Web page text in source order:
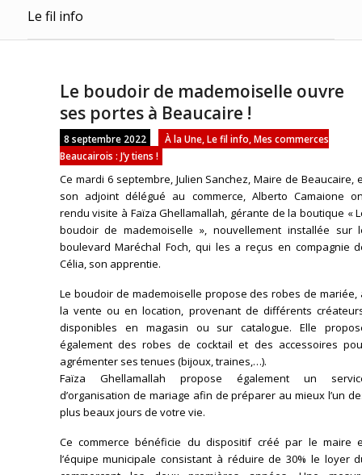
Le fil info
Le boudoir de mademoiselle ouvre
ses portes à Beaucaire !
8 septembre 2022 À la Une, Le fil info Mes commerces
Beaucairois : J’y tiens !
Ce mardi 6 septembre, Julien Sanchez, Maire de Beaucaire,
son adjoint délégué au commerce, Alberto Camaione
rendu visite à Faïza Ghellamallah, gérante de la boutique «
boudoir de mademoiselle », nouvellement installée sur
boulevard Maréchal Foch, qui les a reçus en compagnie
Célia, son apprentie.
Le boudoir de mademoiselle propose des robes de mariée,
la vente ou en location, provenant de différents
disponibles en magasin ou sur catalogue. Elle
également des robes de cocktail et des accessoires
agrémenter ses tenues (bijoux, traines,…).
Faïza Ghellamallah propose également un
d’organisation de mariage afin de préparer au mieux l’un
plus beaux jours de votre vie.
Ce commerce bénéficie du dispositif créé par le maire
l’équipe municipale consistant à réduire de 30% le loyer